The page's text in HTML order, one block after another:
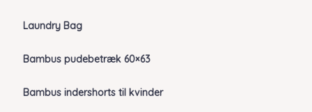
Laundry Bag
Bambus pudebetræk 60×63
Bambus indershorts til kvinder